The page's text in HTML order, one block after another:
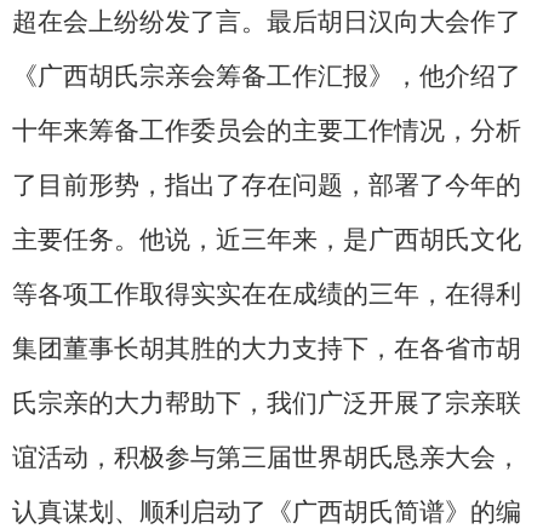
超在会上纷纷发了言。最后胡日汉向大会作了
《广西胡氏宗亲会筹备工作汇报》，他介绍了
十年来筹备工作委员会的主要工作情况，分析
了目前形势，指出了存在问题，部署了今年的
主要任务。他说，近三年来，是广西胡氏文化
等各项工作取得实实在在成绩的三年，在得利
集团董事长胡其胜的大力支持下，在各省市胡
氏宗亲的大力帮助下，我们广泛开展了宗亲联
谊活动，积极参与第三届世界胡氏恳亲大会，
认真谋划、顺利启动了《广西胡氏简谱》的编